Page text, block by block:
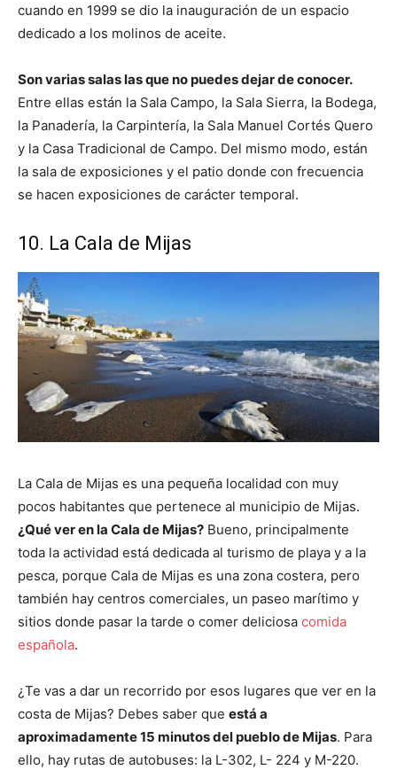
cuando en 1999 se dio la inauguración de un espacio
dedicado a los molinos de aceite.
Son varias salas las que no puedes dejar de conocer.
Entre ellas están la Sala Campo, la Sala Sierra, la Bodega,
la Panadería, la Carpintería, la Sala Manuel Cortés Quero
y la Casa Tradicional de Campo. Del mismo modo, están
la sala de exposiciones y el patio donde con frecuencia
se hacen exposiciones de carácter temporal.
10. La Cala de Mijas
La Cala de Mijas es una pequeña localidad con muy
pocos habitantes que pertenece al municipio de Mijas.
¿Qué ver en la Cala de Mijas? Bueno, principalmente
toda la actividad está dedicada al turismo de playa y a la
pesca, porque Cala de Mijas es una zona costera, pero
también hay centros comerciales, un paseo marítimo y
sitios donde pasar la tarde o comer deliciosa comida
española.
¿Te vas a dar un recorrido por esos lugares que ver en la
costa de Mijas? Debes saber que está a
aproximadamente 15 minutos del pueblo de Mijas. Para
ello, hay rutas de autobuses: la L-302, L- 224 y M-220.